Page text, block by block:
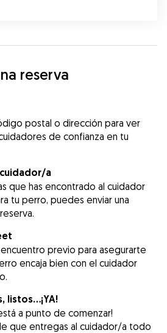
reserva
postal o dirección para ver
de confianza en tu
a
que has encontrado al cuidador
tu perro, puedes enviar una
previo para asegurarte
encaja bien con el cuidador
listos...¡YA!
a punto de comenzar!
que entregas al cuidador/a todo